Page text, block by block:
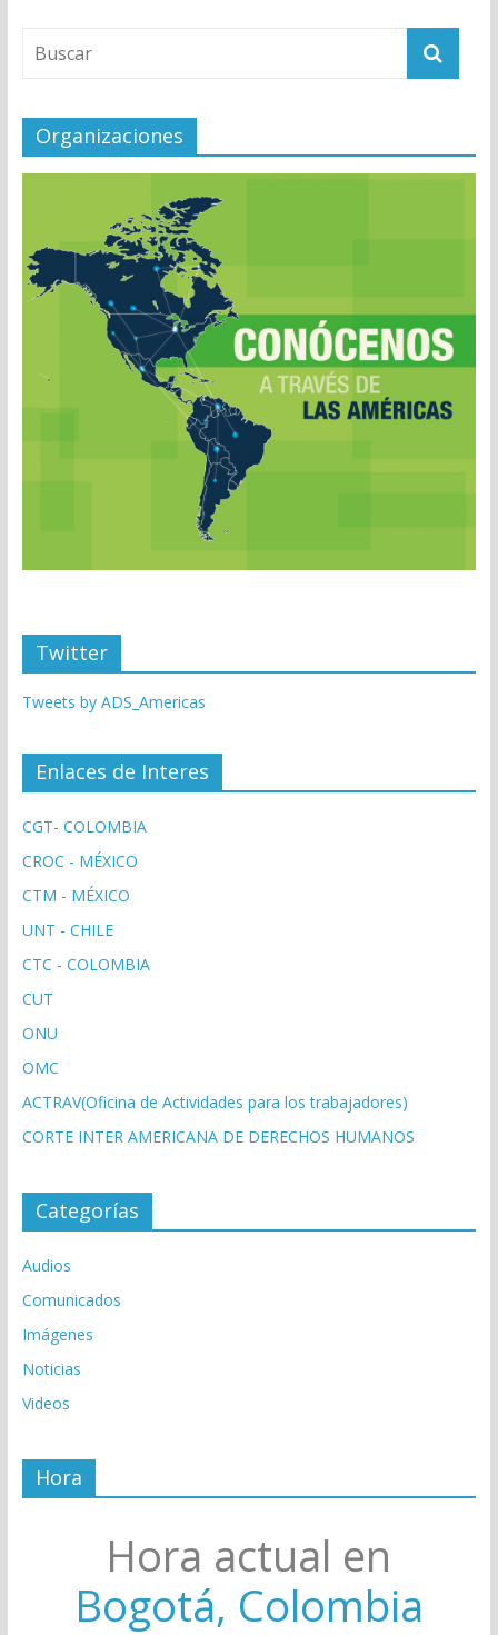
Organizaciones
Twitter
Tweets by ADS_Americas
Enlaces de Interes
CGT- COLOMBIA
CROC - MÉXICO
CTM - MÉXICO
UNT - CHILE
CTC - COLOMBIA
CUT
ONU
OMC
ACTRAV(Oficina de Actividades para los trabajadores)
CORTE INTER AMERICANA DE DERECHOS HUMANOS
Categorías
Audios
Comunicados
Imágenes
Noticias
Videos
Hora
Hora actual en
Bogotá, Colombia